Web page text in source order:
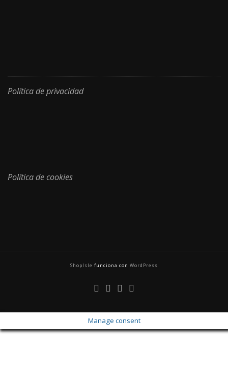
Política de privacidad
Política de cookies
ShopIsle funciona con WordPress
Manage consent